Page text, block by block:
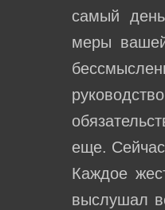
самый
меры
еще.
Каждое
выслушал